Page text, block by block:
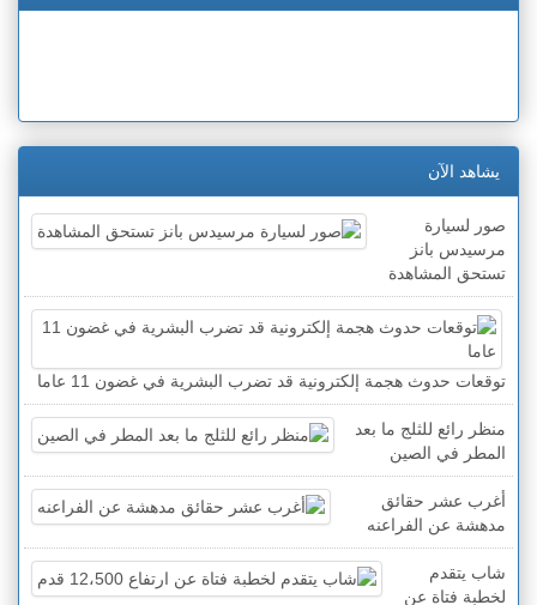
يشاهد الآن
صور لسيارة
مرسيدس بانز
تستحق المشاهدة
توقعات حدوث هجمة إلكترونية قد تضرب البشرية في غضون 11 عاما
منظر رائع للثلج ما بعد
المطر في الصين
أغرب عشر حقائق
مدهشة عن الفراعنه
شاب يتقدم
لخطبة فتاة عن